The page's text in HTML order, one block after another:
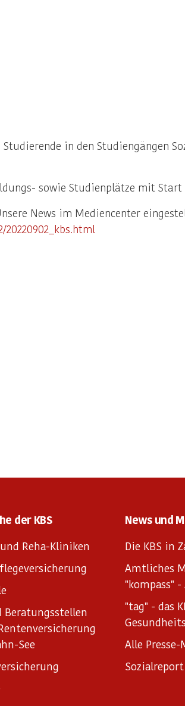
Studierende in den Studiengängen
sowie Studienplätze mit
News im Mediencenter
20220902_kbs.html
der KBS
Reha-Kliniken
See
News und
Die KBS in
Amtliches
"kompass"
"tag" - das
Alle
Sozialreport